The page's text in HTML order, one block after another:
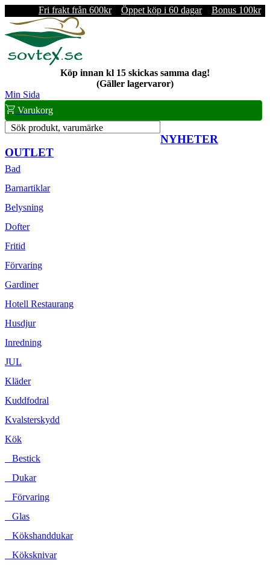
Fri frakt från 600kr Öppet köp i 60 dagar Bonus 100kr
Köp innan kl 15 skickas samma dag!
(Gäller lagervaror)
Min Sida
Varukorg
Sök produkt, varumärke
NYHETER
OUTLET
Bad
Barnartiklar
Belysning
Dofter
Fritid
Förvaring
Gardiner
Hotell Restaurang
Husdjur
Inredning
JUL
Kläder
Kuddfodral
Kvalsterskydd
Kök
Bestick
Dukar
Förvaring
Glas
Kökshanddukar
Köksknivar